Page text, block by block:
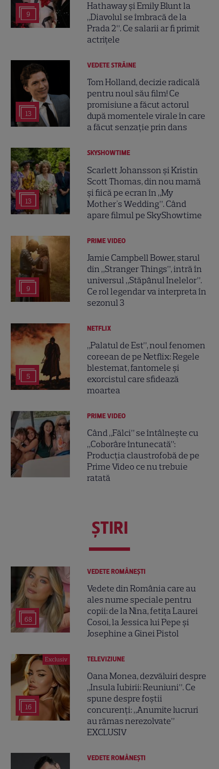
9
Hathaway și Emily Blunt la
„Diavolul se îmbracă de la
Prada 2”. Ce salarii ar fi primit
actrițele
13
VEDETE STRĂINE
Tom Holland, decizie radicală
pentru noul său film! Ce
promisiune a făcut actorul
după momentele virale în care
a făcut senzație prin dans
13
SKYSHOWTIME
Scarlett Johansson și Kristin
Scott Thomas, din nou mamă
și fiică pe ecran în „My
Mother's Wedding”. Când
apare filmul pe SkyShowtime
9
PRIME VIDEO
Jamie Campbell Bower, starul
din „Stranger Things”, intră în
universul „Stăpânul Inelelor”.
Ce rol legendar va interpreta în
sezonul 3
5
NETFLIX
„Palatul de Est”, noul fenomen
coreean de pe Netflix: Regele
blestemat, fantomele și
exorcistul care sfidează
moartea
PRIME VIDEO
Când „Fălci” se întâlnește cu
„Coborâre întunecată”:
Producția claustrofobă de pe
Prime Video ce nu trebuie
ratată
ŞTIRI
68
VEDETE ROMÂNEŞTI
Vedete din România care au
ales nume speciale pentru
copii: de la Nina, fetița Laurei
Cosoi, la Jessica lui Pepe și
Josephine a Ginei Pistol
Exclusiv
16
TELEVIZIUNE
Oana Monea, dezvăluiri despre
„Insula Iubirii: Reuniuni”. Ce
spune despre foștii
concurenți: „Anumite lucruri
au rămas nerezolvate”
EXCLUSIV
VEDETE ROMÂNEŞTI